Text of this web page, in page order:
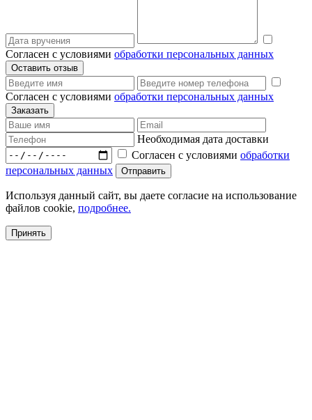
Согласен с условиями обработки персональных данных
Согласен с условиями обработки персональных данных
Необходимая дата доставки
Согласен с условиями обработки
персональных данных
Используя данный сайт, вы даете согласие на использование
файлов cookie, подробнее.
Принять